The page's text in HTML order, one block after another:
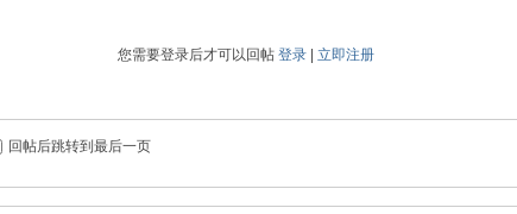
您需要登录后才可以回帖 登录| 立即注册
回帖后跳转到最后一页